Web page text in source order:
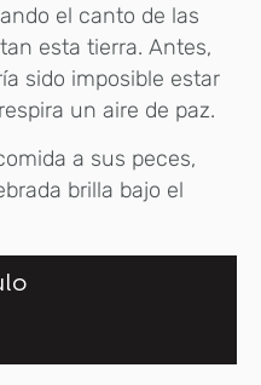
el canto de las
esta tierra. Antes,
sido imposible estar
un aire de paz.
a sus peces,
brilla bajo el